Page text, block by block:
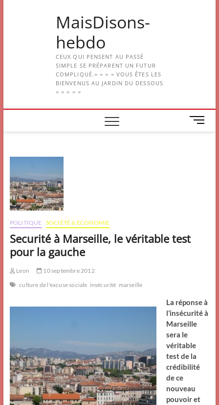
MaisDisons-
hebdo
CEUX QUI PENSENT AU PASSÉ
SIMPLE SE PRÉPARENT UN FUTUR
COMPLIQUÉ.= = = = VOUS ÊTES LES
BIENVENUS AU JARDIN DU DESSOUS
= = = = =
M
e
POLITIQUE SOCIÉTÉ & ECONOMIE
Securité à Marseille, le véritable test
pour la gauche
Leon
10 septembre 2012
culture de l'excuse sociale insécurité marseille
La réponse à
l’insécurité à
Marseille
sera le
véritable
test de la
crédibilité
de ce
nouveau
pouvoir et